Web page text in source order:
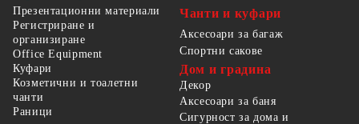
Презентационни материали
Регистриране и
организиране
Office Equipment
Чанти и куфари
Аксесоари за багаж
Спортни сакове
Куфари
Козметични и тоалетни
чанти
Раници
Дом и градина
Декор
Аксесоари за баня
Сигурност за дома и